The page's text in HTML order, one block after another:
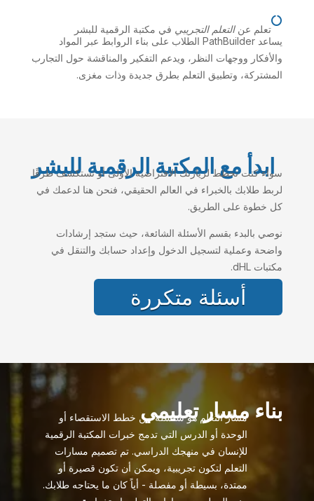

تعلم عنالتعلم التجريبي في مكتبة الرقمية للبشر
يساعد PathBuilder الطلاب على بناء الروابط عبر المواد
والأفكار ووجهات النظر، ويدعم التفكير والمناقشة حول التجارب
المشتركة، وتطبيق التعلم بطرق جديدة وذات مغزى.
ابدأ مع المكتبة الرقمية للبشر
سواء كنت تخطط لزيارتك الافتراضية الأولى أو تستكشف طرقًا
لربط طلابك بالخبراء في العالم الحقيقي، فنحن هنا لدعمك في
كل خطوة على الطريق.
نوصي بالبدء بقسم الأسئلة الشائعة، حيث ستجد إرشادات
واضحة وعملية لتسجيل الدخول وإعداد حسابك والتنقل في
مكتبات dHL.
أسئلة متكررة
بناء مسار تعليمي
مسار التعلم هو سلسلة من خطط الاستقصاء أو
الوحدة أو الدرس التي تدمج خبرات المكتبة الرقمية
للإنسان في منهجك الدراسي. تم تصميم مسارات
التعلم لتكون تجريبية، ويمكن أن تكون قصيرة أو
ممتدة، بسيطة أو مفصلة - أياً كان ما يحتاجه طلابك.